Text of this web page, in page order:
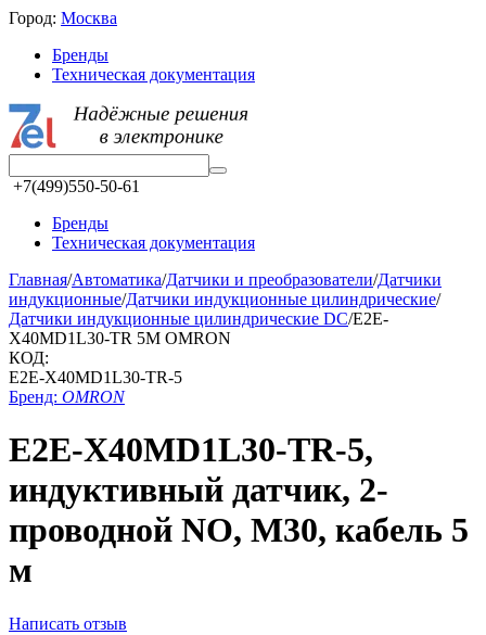
Город: Москва
Бренды
Техническая документация
+7(499)550-50-61
Бренды
Техническая документация
Главная/Автоматика/Датчики и преобразователи/Датчики
индукционные/Датчики индукционные цилиндрические/
Датчики индукционные цилиндрические DC/E2E-
X40MD1L30-TR 5M OMRON
КОД:
E2E-X40MD1L30-TR-5
Бренд: OMRON
E2E-X40MD1L30-TR-5,
индуктивный датчик, 2-
проводной NO, М30, кабель 5
м
Написать отзыв